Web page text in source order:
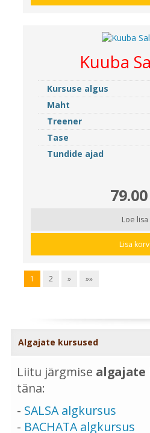
Kuuba
Kursuse algus
Maht
Treener
Tase
Tundide ajad
Loe lisa
Lisa korvi
1 2 » »»
Algajate kursused
Liitu järgmise algajate
täna:
- SALSA algkursus
- BACHATA algkursus